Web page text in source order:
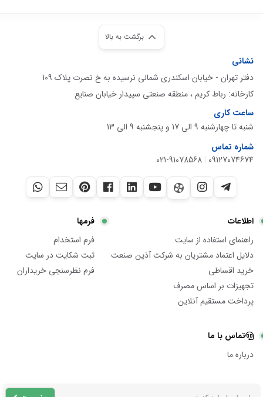
برگشت به بالا
نشانی
دفتر تهران - خیابان اسکندری شمالی نرسیده به خ نصرت پلاک 109
کارخانه: رباط کریم ، منطقه صنعتی سپیدار خیابان صنایع
ساعت کاری
شنبه تا چهارشنبه 9 الی 17 و پنجشنبه 9 الی 13
شماره تماس
09127074674
|
021-91078568
اطلاعات
راهنمای استفاده از سایت
دلایل اعتماد مشتریان به شرکت آذین صنعت
خرید اقساطی
تجهیزات بر اساس مصرف
پرداخت مستقیم آنلاین
فرمها
فرم استخدام
ثبت شکایت در سایت
فرم نظرسنجی خریداران
تماس با ما
درباره ما